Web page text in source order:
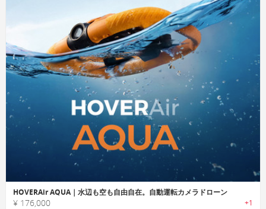
HOVERAir AQUA｜水辺も空も自由自在。自動運転カメラドローン
¥ 176,000 +1